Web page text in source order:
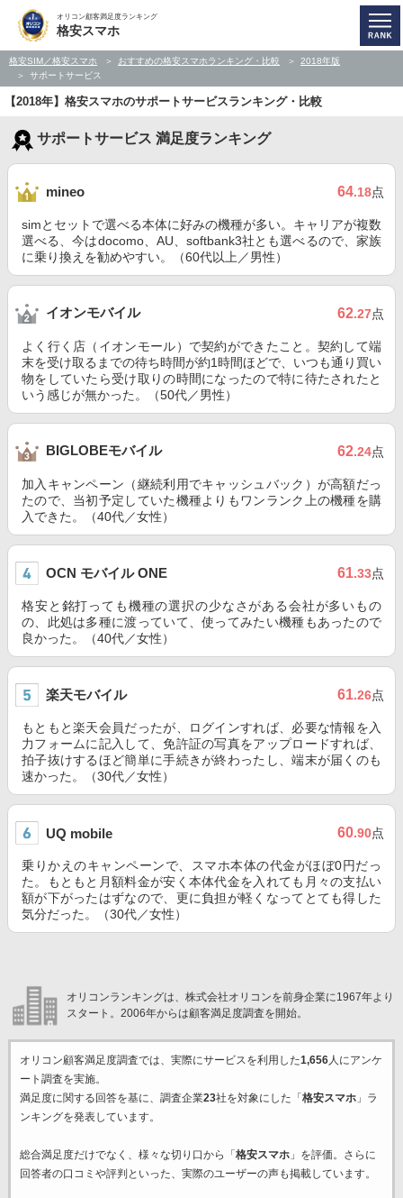
オリコン顧客満足度ランキング
格安スマホ
格安SIM／格安スマホ おすすめの格安スマホランキング・比較
2018年版
サポートサービス
【2018年】格安スマホのサポートサービスランキング・比較
サポートサービス 満足度ランキング
mineo 64.18点
simとセットで選べる本体に好みの機種が多い。キャリアが複数
選べる、今はdocomo、AU、softbank3社とも選べるので、家族
に乗り換えを勧めやすい。（60代以上／男性）
イオンモバイル 62.27点
よく行く店（イオンモール）で契約ができたこと。契約して端
末を受け取るまでの待ち時間が約1時間ほどで、いつも通り買い
物をしていたら受け取りの時間になったので特に待たされたと
いう感じが無かった。（50代／男性）
BIGLOBEモバイル 62.24点
加入キャンペーン（継続利用でキャッシュバック）が高額だっ
たので、当初予定していた機種よりもワンランク上の機種を購
入できた。（40代／女性）
OCN モバイル ONE 61.33点
格安と銘打っても機種の選択の少なさがある会社が多いもの
の、此処は多種に渡っていて、使ってみたい機種もあったので
良かった。（40代／女性）
楽天モバイル 61.26点
もともと楽天会員だったが、ログインすれば、必要な情報を入
力フォームに記入して、免許証の写真をアップロードすれば、
拍子抜けするほど簡単に手続きが終わったし、端末が届くのも
速かった。（30代／女性）
UQ mobile 60.90点
乗りかえのキャンペーンで、スマホ本体の代金がほぼ0円だっ
た。もともと月額料金が安く本体代金を入れても月々の支払い
額が下がったはずなので、更に負担が軽くなってとても得した
気分だった。（30代／女性）
オリコンランキングは、株式会社オリコンを前身企業に1967年より
スタート。2006年からは顧客満足度調査を開始。
オリコン顧客満足度調査では、実際にサービスを利用した1,656人にアンケ
ート調査を実施。
満足度に関する回答を基に、調査企業23社を対象にした「 格安スマホ」ラ
ンキングを発表しています。
総合満足度だけでなく、様々な切り口から「 格安スマホ」を評価。さらに
回答者の口コミや評判といった、実際のユーザーの声も掲載しています。